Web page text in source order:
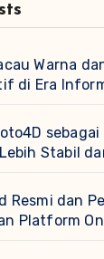
Warna
di Era
Stabil
Resmi dan
Platform